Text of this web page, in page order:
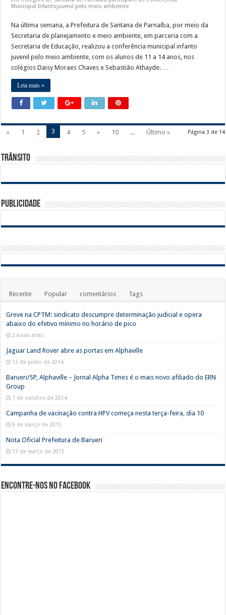
Municipal Infantojuvenil pelo meio ambiente
Na última semana, a Prefeitura de Santana de Parnaíba, por meio da
Secretaria de planejamento e meio ambiente, em parceria com a
Secretaria de Educação, realizou a conferência municipal infanto
juvenil pelo meio ambiente, com os alunos de 11 a 14 anos, nos
colégios Daisy Moraes Chaves e Sebastião Athayde. …
Leia mais »
Página 3 de 14
« 1 2 3 4 5 » 10 ... Último »
Trânsito
Publicidade
Recente Popular comentários Tags
Greve na CPTM: sindicato descumpre determinação judicial e opera
abaixo do efetivo mínimo no horário de pico
2 horas atrás
Jaguar Land Rover abre as portas em Alphaville
12 de junho de 2014
Barueri/SP, Alphaville – Jornal Alpha Times é o mais novo afiliado do ERN
Group
1 de outubro de 2014
Campanha de vacinação contra HPV começa nesta terça-feira, dia 10
9 de março de 2015
Nota Oficial Prefeitura de Barueri
13 de março de 2015
Encontre-nos no Facebook